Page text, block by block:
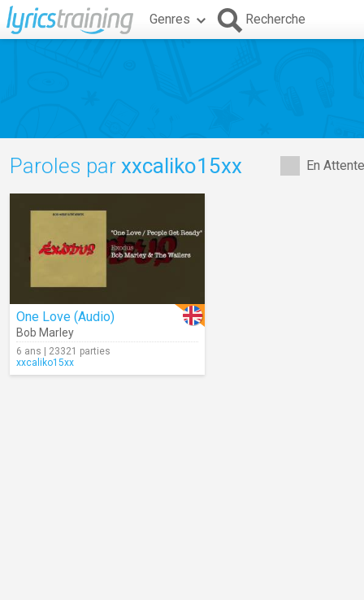
Genres Recherche
En
Paroles par xxcaliko15xx
One Love (Audio)
Bob Marley
6 ans | 23321 parties
xxcaliko15xx